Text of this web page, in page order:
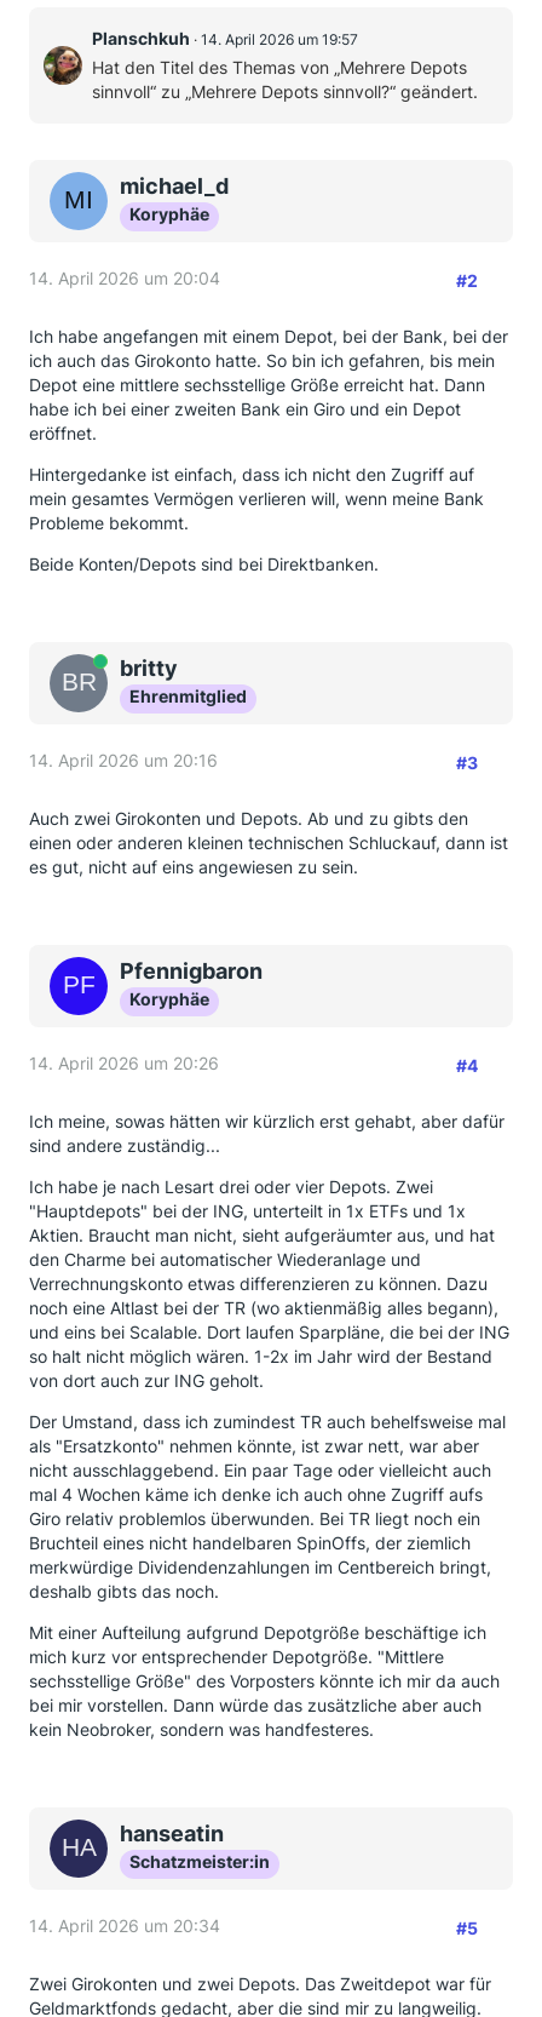
Planschkuh 14. April 2026 um 19:57
Hat den Titel des Themas von „Mehrere Depots
sinnvoll“ zu „Mehrere Depots sinnvoll?“ geändert.
michael_d
Koryphäe
14. April 2026 um 20:04 #2
Ich habe angefangen mit einem Depot, bei der Bank, bei der
ich auch das Girokonto hatte. So bin ich gefahren, bis mein
Depot eine mittlere sechsstellige Größe erreicht hat. Dann
habe ich bei einer zweiten Bank ein Giro und ein Depot
eröffnet.
Hintergedanke ist einfach, dass ich nicht den Zugriff auf
mein gesamtes Vermögen verlieren will, wenn meine Bank
Probleme bekommt.
Beide Konten/Depots sind bei Direktbanken.
Onlinebritty
Ehrenmitglied
14. April 2026 um 20:16 #3
Auch zwei Girokonten und Depots. Ab und zu gibts den
einen oder anderen kleinen technischen Schluckauf, dann ist
es gut, nicht auf eins angewiesen zu sein.
Pfennigbaron
Koryphäe
14. April 2026 um 20:26 #4
Ich meine, sowas hätten wir kürzlich erst gehabt, aber dafür
sind andere zuständig...
Ich habe je nach Lesart drei oder vier Depots. Zwei
"Hauptdepots" bei der ING, unterteilt in 1x ETFs und 1x
Aktien. Braucht man nicht, sieht aufgeräumter aus, und hat
den Charme bei automatischer Wiederanlage und
Verrechnungskonto etwas differenzieren zu können. Dazu
noch eine Altlast bei der TR (wo aktienmäßig alles begann),
und eins bei Scalable. Dort laufen Sparpläne, die bei der ING
so halt nicht möglich wären. 1-2x im Jahr wird der Bestand
von dort auch zur ING geholt.
Der Umstand, dass ich zumindest TR auch behelfsweise mal
als "Ersatzkonto" nehmen könnte, ist zwar nett, war aber
nicht ausschlaggebend. Ein paar Tage oder vielleicht auch
mal 4 Wochen käme ich denke ich auch ohne Zugriff aufs
Giro relativ problemlos überwunden. Bei TR liegt noch ein
Bruchteil eines nicht handelbaren SpinOffs, der ziemlich
merkwürdige Dividendenzahlungen im Centbereich bringt,
deshalb gibts das noch.
Mit einer Aufteilung aufgrund Depotgröße beschäftige ich
mich kurz vor entsprechender Depotgröße. "Mittlere
sechsstellige Größe" des Vorposters könnte ich mir da auch
bei mir vorstellen. Dann würde das zusätzliche aber auch
kein Neobroker, sondern was handfesteres.
hanseatin
Schatzmeister:in
14. April 2026 um 20:34 #5
Zwei Girokonten und zwei Depots. Das Zweitdepot war für
Geldmarktfonds gedacht, aber die sind mir zu langweilig.